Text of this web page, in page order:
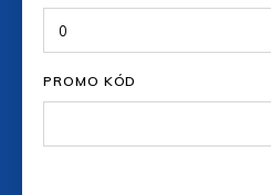
PROMO KÓD